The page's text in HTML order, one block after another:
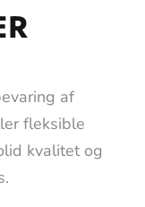
af
fleksible
kvalitet og